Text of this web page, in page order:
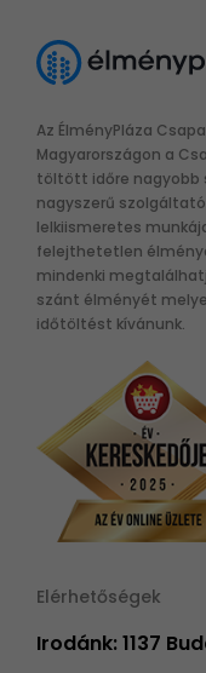
Az ÉlményPláza
Magyarországon a
töltött időre nagyobb
nagyszerű
lelkiismeretes
felejthetetlen
mindenki
szánt élményét
időtöltést kívánunk.
Elérhetőségek
Irodánk: 1137